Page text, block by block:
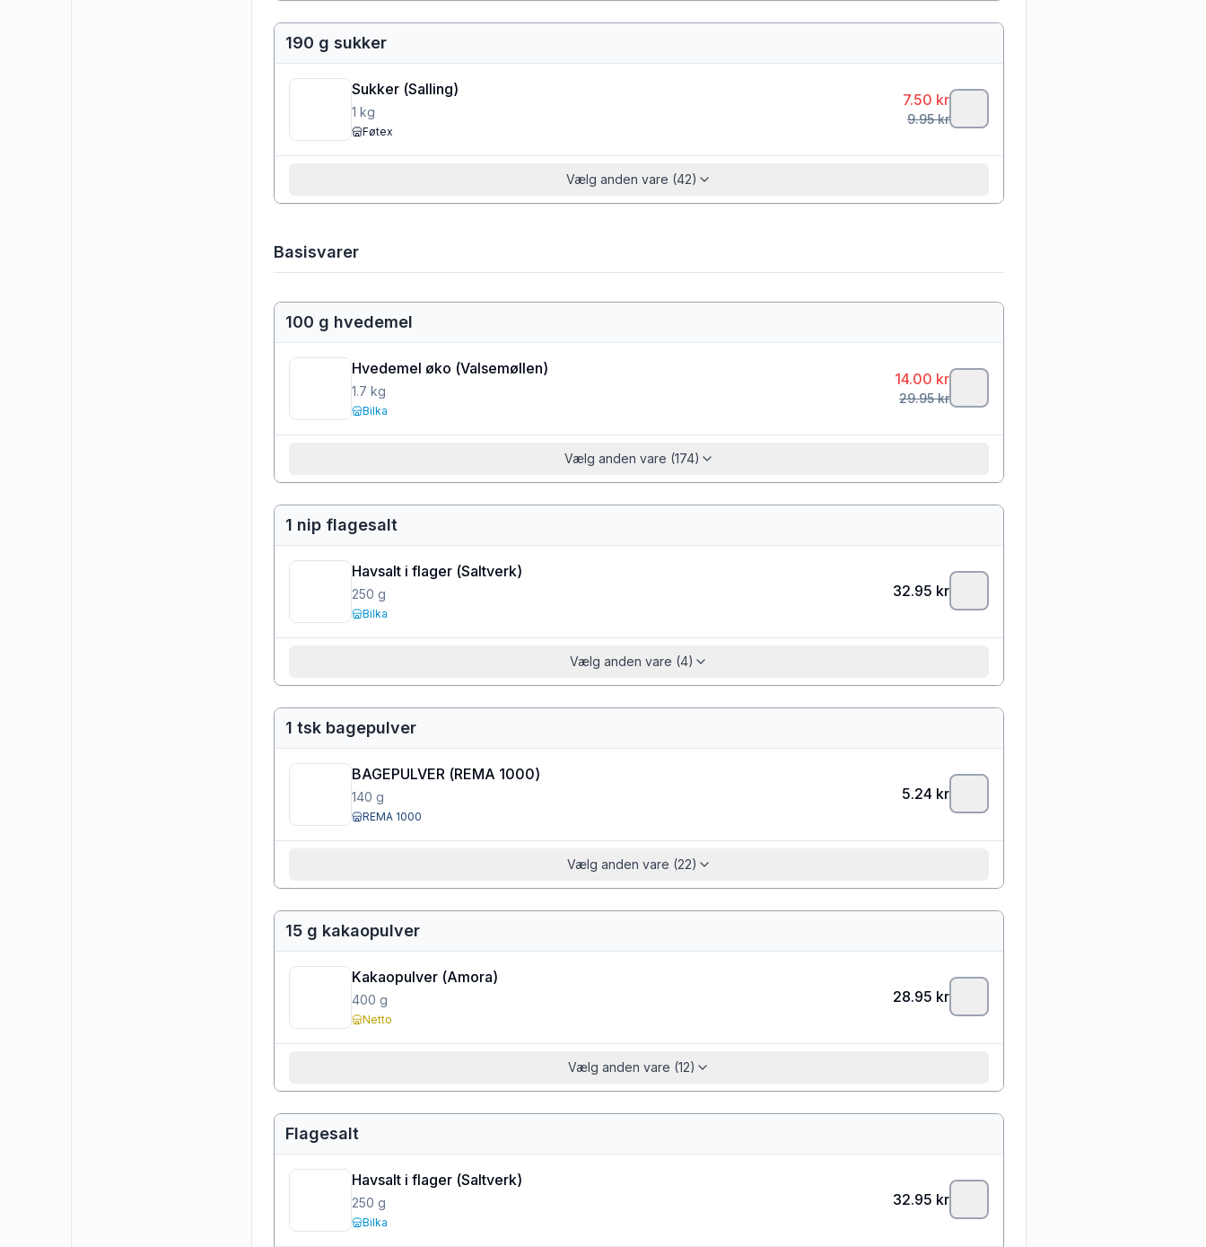
190 g sukker
Sukker (Salling)
1 kg
Føtex
7.50 kr
9.95kr
Vælg anden vare (42)
Basisvarer
100 g hvedemel
Hvedemel øko (Valsemøllen)
1.7 kg
Bilka
14.00 kr
29.95kr
Vælg anden vare (174)
1 nip flagesalt
Havsalt i flager (Saltverk)
250 g
Bilka
32.95 kr
Vælg anden vare (4)
1 tsk bagepulver
BAGEPULVER (REMA 1000)
140 g
REMA 1000
5.24 kr
Vælg anden vare (22)
15 g kakaopulver
Kakaopulver (Amora)
400 g
Netto
28.95 kr
Vælg anden vare (12)
Flagesalt
Havsalt i flager (Saltverk)
250 g
Bilka
32.95 kr